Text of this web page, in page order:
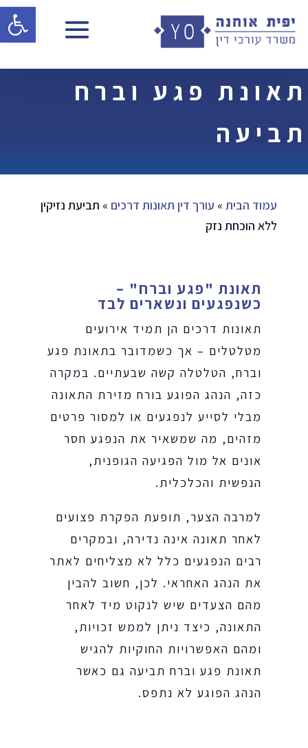
תאונת פגע וברח
תביעה
עמוד הבית» עורך דין תאונות דרכים » תביעת נזיקין
ללא הוכחת נזק
תאונת "פגע וברח" –
כשנפגעים ונשארים לבד
תאונות דרכים הן תמיד אירועים
מטלטלים – אך כשמדובר בתאונת פגע
וברח, הטלטלה קשה שבעתיים. במקרה
כזה, הנהג הפוגע בורח מזירת התאונה
מבלי לסייע לנפגעים או למסור פרטים
מזהים, מה שמשאיר את הנפגע חסר
אונים אל מול הפגיעה הגופנית,
הנפשית והכלכלית.
למרבה הצער, תופעת הפקרת פצועים
לאחר תאונה אינה נדירה, ובמקרים
רבים הנפגעים כלל לא מצליחים לאתר
את הנהג האחראי. לכן, חשוב להבין
מהם הצעדים שיש לנקוט מיד לאחר
התאונה, כיצד ניתן לממש זכויות,
ומהם האפשרויות החוקיות להגיש
תאונת פגע וברח תביעה גם כאשר
הנהג הפוגע לא נתפס.